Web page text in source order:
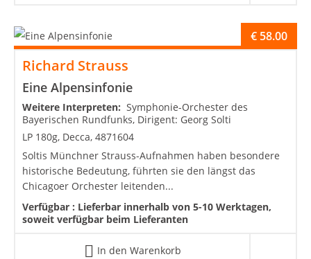
Richard Strauss
Eine Alpensinfonie
€ 58.00
Weitere Interpreten: Symphonie-Orchester des
Bayerischen Rundfunks, Dirigent: Georg Solti
LP 180g, Decca, 4871604
Soltis Münchner Strauss-Aufnahmen haben besondere
historische Bedeutung, führten sie den längst das
Chicagoer Orchester leitenden...
Verfügbar : Lieferbar innerhalb von 5-10 Werktagen,
soweit verfügbar beim Lieferanten
In den Warenkorb